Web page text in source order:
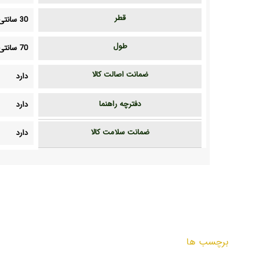
قطر 30 سانتی متر
طول 70 سانتی متر
ضمانت اصالت کالا دارد
دفترچه راهنما دارد
ضمانت سلامت کالا دارد
برچسب ها